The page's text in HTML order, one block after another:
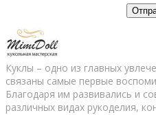
Куклы – одно из главных
связаны самые первые
Благодаря им развивались и
различных видах рукоделия,